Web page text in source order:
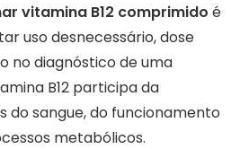
vitamina B12 comprimido é
uso desnecessário, dose
no diagnóstico de uma
B12 participa da
do sangue, do funcionamento
metabólicos.